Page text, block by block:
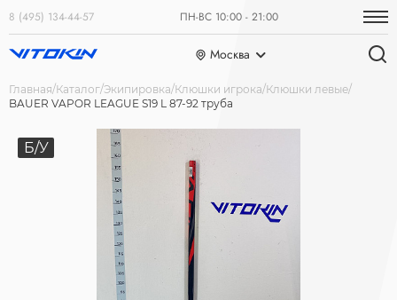
8 (495) 134-44-57 ПН-ВС 10:00 - 21:00
Москва
Главная Каталог Экипировка Клюшки игрока Клюшки левые
BAUER VAPOR LEAGUE S19 L 87-92 труба
Б/У